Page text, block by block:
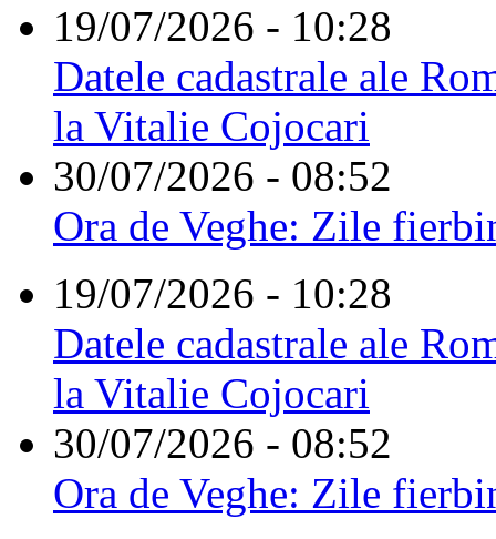
19/07/2026 - 10:28
Datele cadastrale ale
la Vitalie Cojocari
30/07/2026 - 08:52
Ora de Veghe: Zile
19/07/2026 - 10:28
Datele cadastrale ale
la Vitalie Cojocari
30/07/2026 - 08:52
Ora de Veghe: Zile